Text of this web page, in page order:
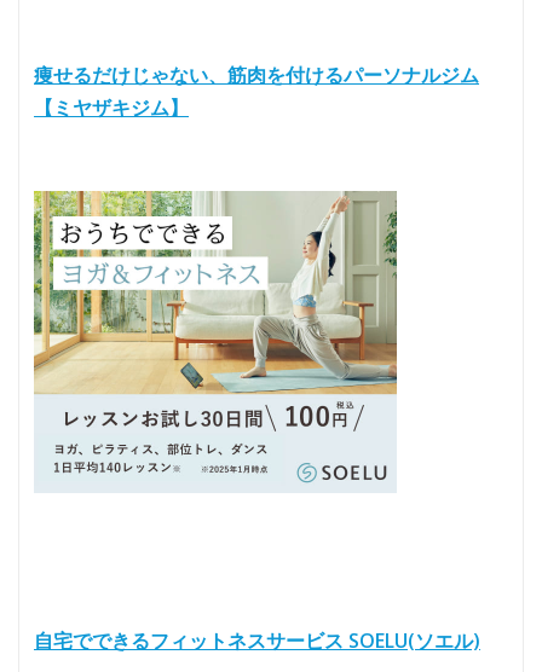
痩せるだけじゃない、筋肉を付けるパーソナルジム
【ミヤザキジム】
自宅でできるフィットネスサービス SOELU(ソエル)